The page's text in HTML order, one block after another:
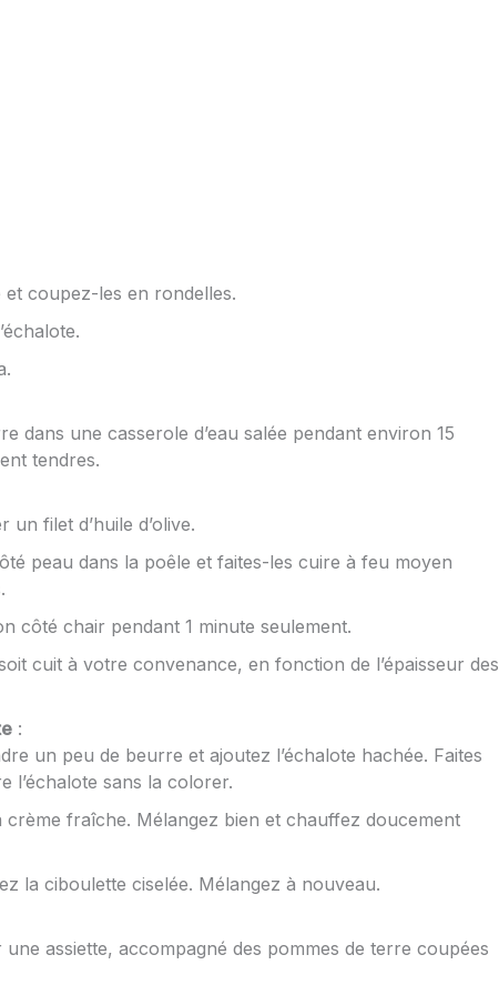
coupez-les en rondelles.
dans une casserole d’eau salée pendant environ 15
tendres.
filet d’huile d’olive.
peau dans la poêle et faites-les cuire à feu moyen
côté chair pendant 1 minute seulement.
cuit à votre convenance, en fonction de l’épaisseur des
:
un peu de beurre et ajoutez l’échalote hachée. Faites
l’échalote sans la colorer.
fraîche. Mélangez bien et chauffez doucement
la ciboulette ciselée. Mélangez à nouveau.
assiette, accompagné des pommes de terre coupées